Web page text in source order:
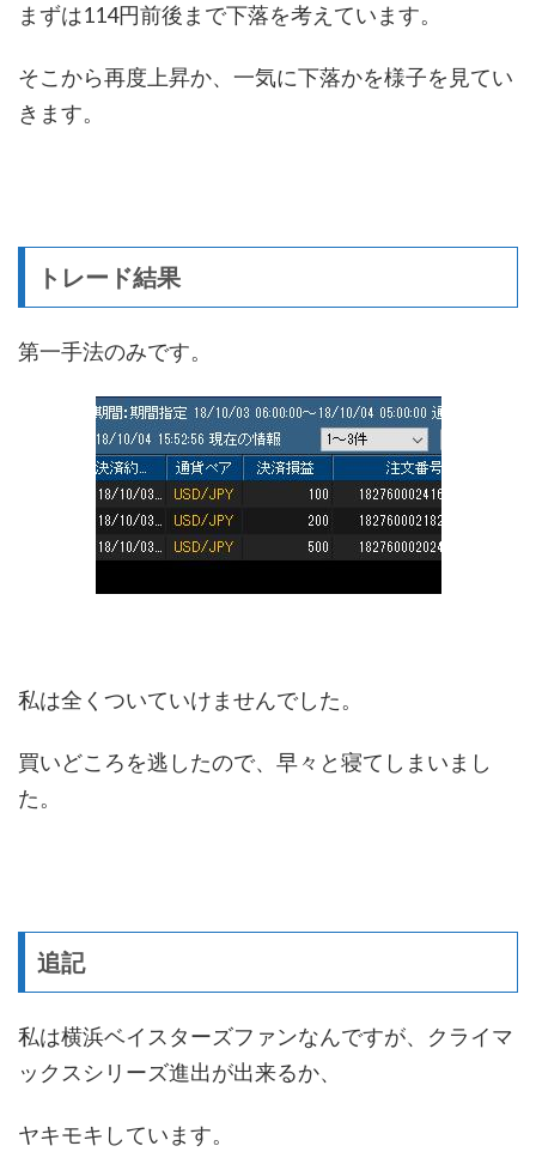
まずは114円前後まで下落を考えています。
そこから再度上昇か、一気に下落かを様子を見てい
きます。
トレード結果
第一手法のみです。
私は全くついていけませんでした。
買いどころを逃したので、早々と寝てしまいまし
た。
追記
私は横浜ベイスターズファンなんですが、クライマ
ックスシリーズ進出が出来るか、
ヤキモキしています。